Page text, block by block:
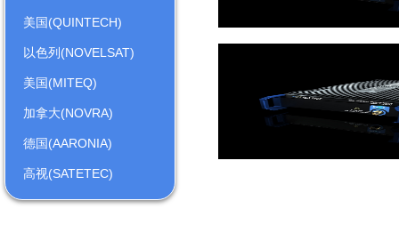
美国(QUINTECH)
以色列(NOVELSAT)
美国(MITEQ)
加拿大(NOVRA)
德国(AARONIA)
高视(SATETEC)